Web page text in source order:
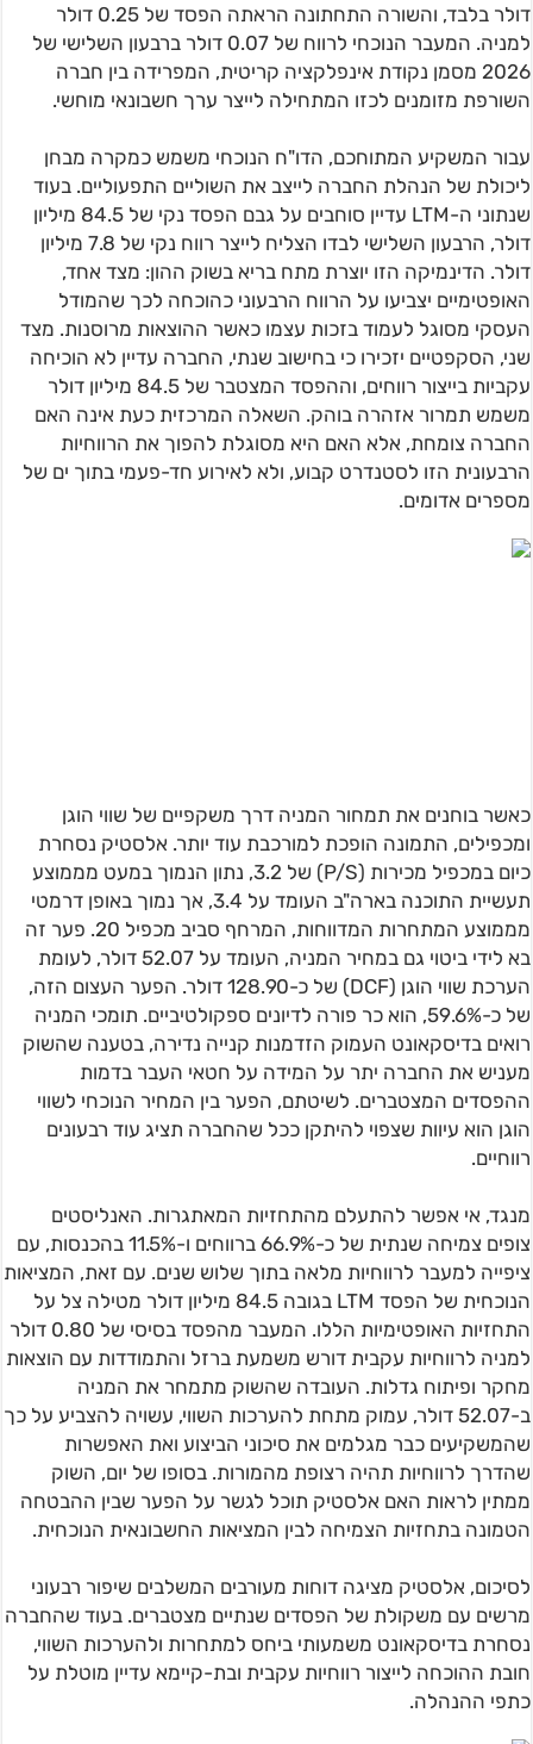
דולר בלבד, והשורה התחתונה הראתה הפסד של 0.25 דולר
למניה. המעבר הנוכחי לרווח של 0.07 דולר ברבעון השלישי של
2026 מסמן נקודת אינפלקציה קריטית, המפרידה בין חברה
השורפת מזומנים לכזו המתחילה לייצר ערך חשבונאי מוחשי.
עבור המשקיע המתוחכם, הדו"ח הנוכחי משמש כמקרה מבחן
ליכולת של הנהלת החברה לייצב את השוליים התפעוליים. בעוד
שנתוני ה-LTM עדיין סוחבים על גבם הפסד נקי של 84.5 מיליון
דולר, הרבעון השלישי לבדו הצליח לייצר רווח נקי של 7.8 מיליון
דולר. הדינמיקה הזו יוצרת מתח בריא בשוק ההון: מצד אחד,
האופטימיים יצביעו על הרווח הרבעוני כהוכחה לכך שהמודל
העסקי מסוגל לעמוד בזכות עצמו כאשר ההוצאות מרוסנות. מצד
שני, הסקפטיים יזכירו כי בחישוב שנתי, החברה עדיין לא הוכיחה
עקביות בייצור רווחים, וההפסד המצטבר של 84.5 מיליון דולר
משמש תמרור אזהרה בוהק. השאלה המרכזית כעת אינה האם
החברה צומחת, אלא האם היא מסוגלת להפוך את הרווחיות
הרבעונית הזו לסטנדרט קבוע, ולא לאירוע חד-פעמי בתוך ים של
מספרים אדומים.
כאשר בוחנים את תמחור המניה דרך משקפיים של שווי הוגן
ומכפילים, התמונה הופכת למורכבת עוד יותר. אלסטיק נסחרת
כיום במכפיל מכירות (P/S) של 3.2, נתון הנמוך במעט מממוצע
תעשיית התוכנה בארה"ב העומד על 3.4, אך נמוך באופן דרמטי
מממוצע המתחרות המדווחות, המרחף סביב מכפיל 20. פער זה
בא לידי ביטוי גם במחיר המניה, העומד על 52.07 דולר, לעומת
הערכת שווי הוגן (DCF) של כ-128.90 דולר. הפער העצום הזה,
של כ-59.6%, הוא כר פורה לדיונים ספקולטיביים. תומכי המניה
רואים בדיסקאונט העמוק הזדמנות קנייה נדירה, בטענה שהשוק
מעניש את החברה יתר על המידה על חטאי העבר בדמות
ההפסדים המצטברים. לשיטתם, הפער בין המחיר הנוכחי לשווי
הוגן הוא עיוות שצפוי להיתקן ככל שהחברה תציג עוד רבעונים
רווחיים.
מנגד, אי אפשר להתעלם מהתחזיות המאתגרות. האנליסטים
צופים צמיחה שנתית של כ-66.9% ברווחים ו-11.5% בהכנסות, עם
ציפייה למעבר לרווחיות מלאה בתוך שלוש שנים. עם זאת, המציאות
הנוכחית של הפסד LTM בגובה 84.5 מיליון דולר מטילה צל על
התחזיות האופטימיות הללו. המעבר מהפסד בסיסי של 0.80 דולר
למניה לרווחיות עקבית דורש משמעת ברזל והתמודדות עם הוצאות
מחקר ופיתוח גדלות. העובדה שהשוק מתמחר את המניה
ב-52.07 דולר, עמוק מתחת להערכות השווי, עשויה להצביע על כך
שהמשקיעים כבר מגלמים את סיכוני הביצוע ואת האפשרות
שהדרך לרווחיות תהיה רצופת מהמורות. בסופו של יום, השוק
ממתין לראות האם אלסטיק תוכל לגשר על הפער שבין ההבטחה
הטמונה בתחזיות הצמיחה לבין המציאות החשבונאית הנוכחית.
לסיכום, אלסטיק מציגה דוחות מעורבים המשלבים שיפור רבעוני
מרשים עם משקולת של הפסדים שנתיים מצטברים. בעוד שהחברה
נסחרת בדיסקאונט משמעותי ביחס למתחרות ולהערכות השווי,
חובת ההוכחה לייצור רווחיות עקבית ובת-קיימא עדיין מוטלת על
כתפי ההנהלה.